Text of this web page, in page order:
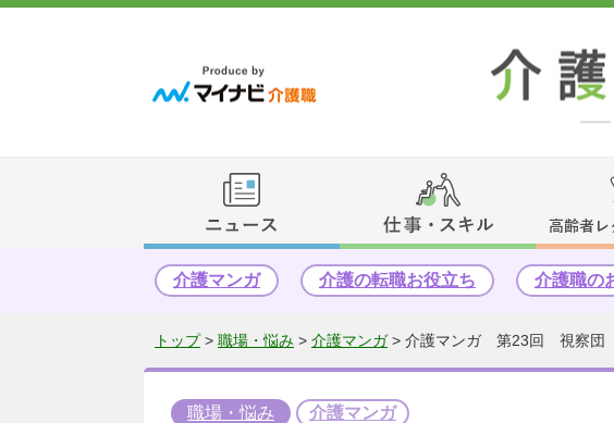
介護マンガ 介護の転職お役立ち 介護職の
トップ> 職場・悩み > 介護マンガ> 介護マンガ 第23回 視察団
職場・悩み 介護マンガ